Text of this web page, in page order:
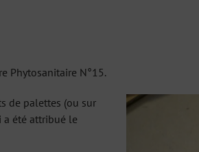
Phytosanitaire N°15.
de palettes (ou sur
a été attribué le